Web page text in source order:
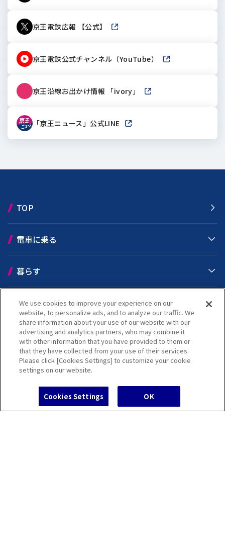
京王電鉄広報 【公式】 新しいウィンドウで開きます
京王電鉄公式チャンネル（YouTube） 新しいウィンドウ
京王沿線お出かけ情報 「ivory」 新しいウィンドウで開き
「京王ニュース」公式LINE 新しいウィンドウで開きます
TOP
電車に乗る
暮らす
おでかけ
京王の取り組み
京王ファン
IR・企業情報
よくあるご質問/お問 遅延証明書
We use cookies to improve your experience on our
website, to personalize ads, and to analyze our traffic. We
share information about your use of our website with our
advertising and analytics partners, who may combine it
with other information that you have provided to them or
that they have collected from your use of their services.
Please click [Cookies Settings] to customize your cookie
settings on our website.
Cookies Settings OK